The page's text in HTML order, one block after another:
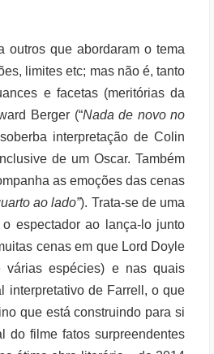
outros que abordaram o tema
limites etc; mas não é, tanto
e facetas (meritórias da
Berger (“Nada de novo no
interpretação de Colin
de um Oscar. Também
as emoções das cenas
ao lado”). Trata-se de uma
espectador ao lança-lo junto
cenas em que Lord Doyle
várias espécies) e nas quais
interpretativo de Farrell, o que
que está construindo para si
do filme fatos surpreendentes